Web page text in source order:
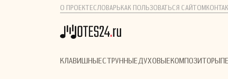
О ПРОЕКТЕСЛОВАРЬ КАК ПОЛЬЗОВАТЬСЯ САЙТОМ
КЛАВИШНЫЕСТРУННЫЕДУХОВЫЕКОМПОЗИТОРЫ